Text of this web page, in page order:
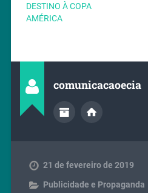
DESTINO À COPA
AMÉRICA
comunicacaoecia
21 de fevereiro de 2019
Publicidade e Propaganda